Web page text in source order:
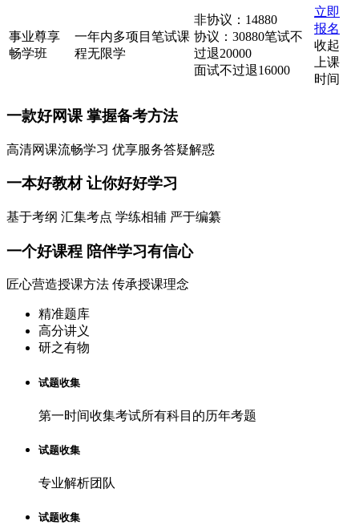
事业尊享
畅学班
一年内多项目笔试课
程无限学
非协议：14880
协议：30880笔试不
过退20000
面试不过退16000
立即
报名
收起
上课
时间
一款好网课 掌握备考方法
高清网课流畅学习 优享服务答疑解惑
一本好教材让你好好学习
基于考纲 汇集考点 学练相辅 严于编纂
一个好课程 陪伴学习有信心
匠心营造授课方法 传承授课理念
精准题库
高分讲义
研之有物
试题收集
第一时间收集考试所有科目的历年考题
试题收集
专业解析团队
试题收集